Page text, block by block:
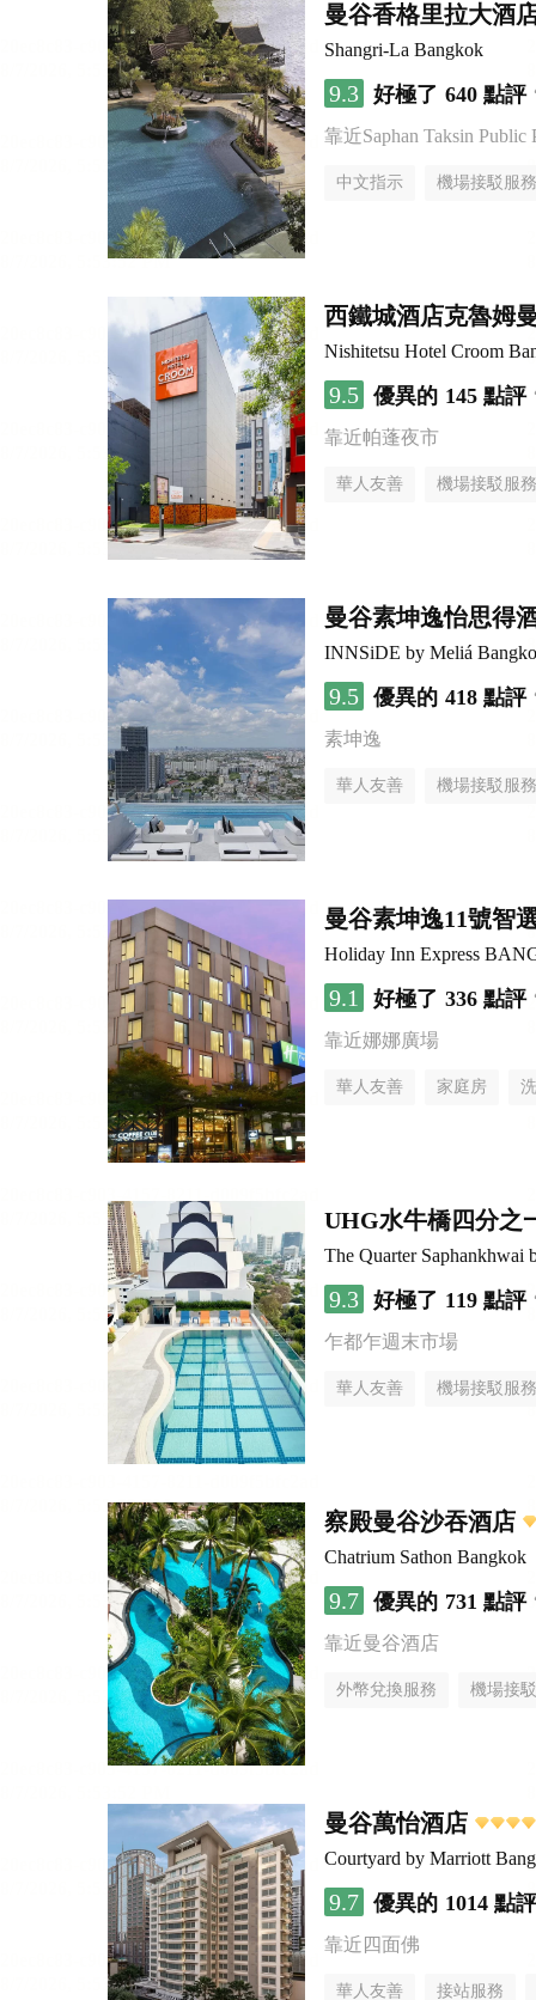
曼谷香格里拉大酒
Shangri-La Bangkok
9.3 好極了 640 點評
靠近Saphan Taksin Public
中文指示 機場接駁服務
西鐵城酒店克魯姆
Nishitetsu Hotel Croom
9.5 優異的 145 點評
靠近帕蓬夜市
華人友善 機場接駁服務
曼谷素坤逸怡思得
INNSiDE by Meliá
9.5 優異的 418 點評
素坤逸
華人友善 機場接駁服務
曼谷素坤逸11號智
Holiday Inn Express
9.1 好極了 336 點評
靠近娜娜廣場
華人友善 家庭房
UHG水牛橋四分之
The Quarter Saphankhwai
9.3 好極了 119 點評
乍都乍週末市場
華人友善 機場接駁服務
察殿曼谷沙吞酒店
Chatrium Sathon Bangkok
9.7 優異的 731 點評
靠近曼谷酒店
外幣兌換服務 機場接
曼谷萬怡酒店
Courtyard by Marriott
9.7 優異的 1014 點評
靠近四面佛
華人友善 接站服務